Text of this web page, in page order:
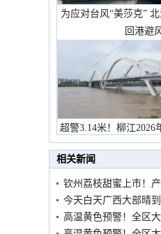
为应对台风“美莎克”
回港避
超警3.14米！柳江2026
市民在堤岸
相关新闻
钦州荔枝甜蜜上市！
今天白天广西大部晴
高温黄色预警！全区